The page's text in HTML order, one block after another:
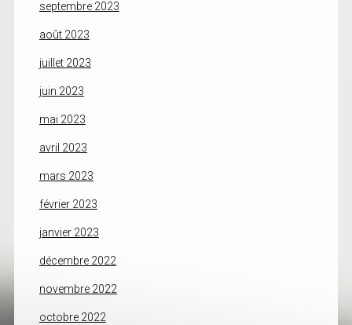
septembre 2023
août 2023
juillet 2023
juin 2023
mai 2023
avril 2023
mars 2023
février 2023
janvier 2023
décembre 2022
novembre 2022
octobre 2022